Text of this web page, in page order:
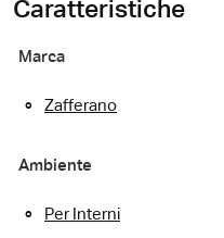
Caratteristiche
Marca
Zafferano
Ambiente
Per Interni